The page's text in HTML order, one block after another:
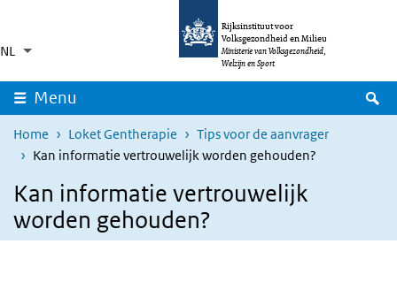
Overslaan en naar de inhoud gaan
Rijksinstituut voor
Volksgezondheid en Milieu
Ministerie van Volksgezondheid,
Welzijn en Sport
NL Taalkeuze
Aanvullende acties weergeven
Ingeklapt
Menu
Home Loket Gentherapie
Tips voor de aanvrager
Kan informatie vertrouwelijk worden gehouden?
Kan informatie vertrouwelijk
worden gehouden?